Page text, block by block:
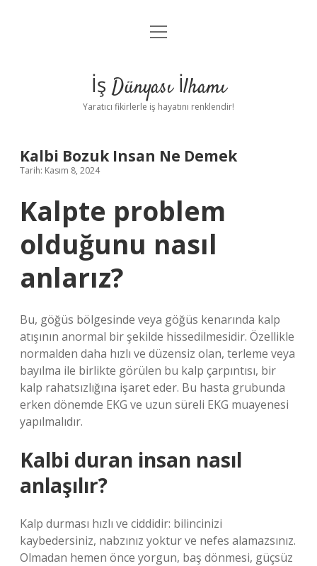
Anasayfa
Yasal Uyarı
menüyü
İş Dünyası İlhamı
Yaratıcı fikirlerle iş hayatını renklendir!
Kalbi Bozuk Insan Ne Demek
Tarih: Kasım 8, 2024
Kalpte problem
olduğunu nasıl
anlarız?
Bu, göğüs bölgesinde veya göğüs kenarında kalp
atışının anormal bir şekilde hissedilmesidir. Özellikle
normalden daha hızlı ve düzensiz olan, terleme veya
bayılma ile birlikte görülen bu kalp çarpıntısı, bir
kalp rahatsızlığına işaret eder. Bu hasta grubunda
erken dönemde EKG ve uzun süreli EKG muayenesi
yapılmalıdır.
Kalbi duran insan nasıl
anlaşılır?
Kalp durması hızlı ve ciddidir: bilincinizi
kaybedersiniz, nabzınız yoktur ve nefes alamazsınız.
Olmadan hemen önce yorgun, baş dönmesi, güçsüz